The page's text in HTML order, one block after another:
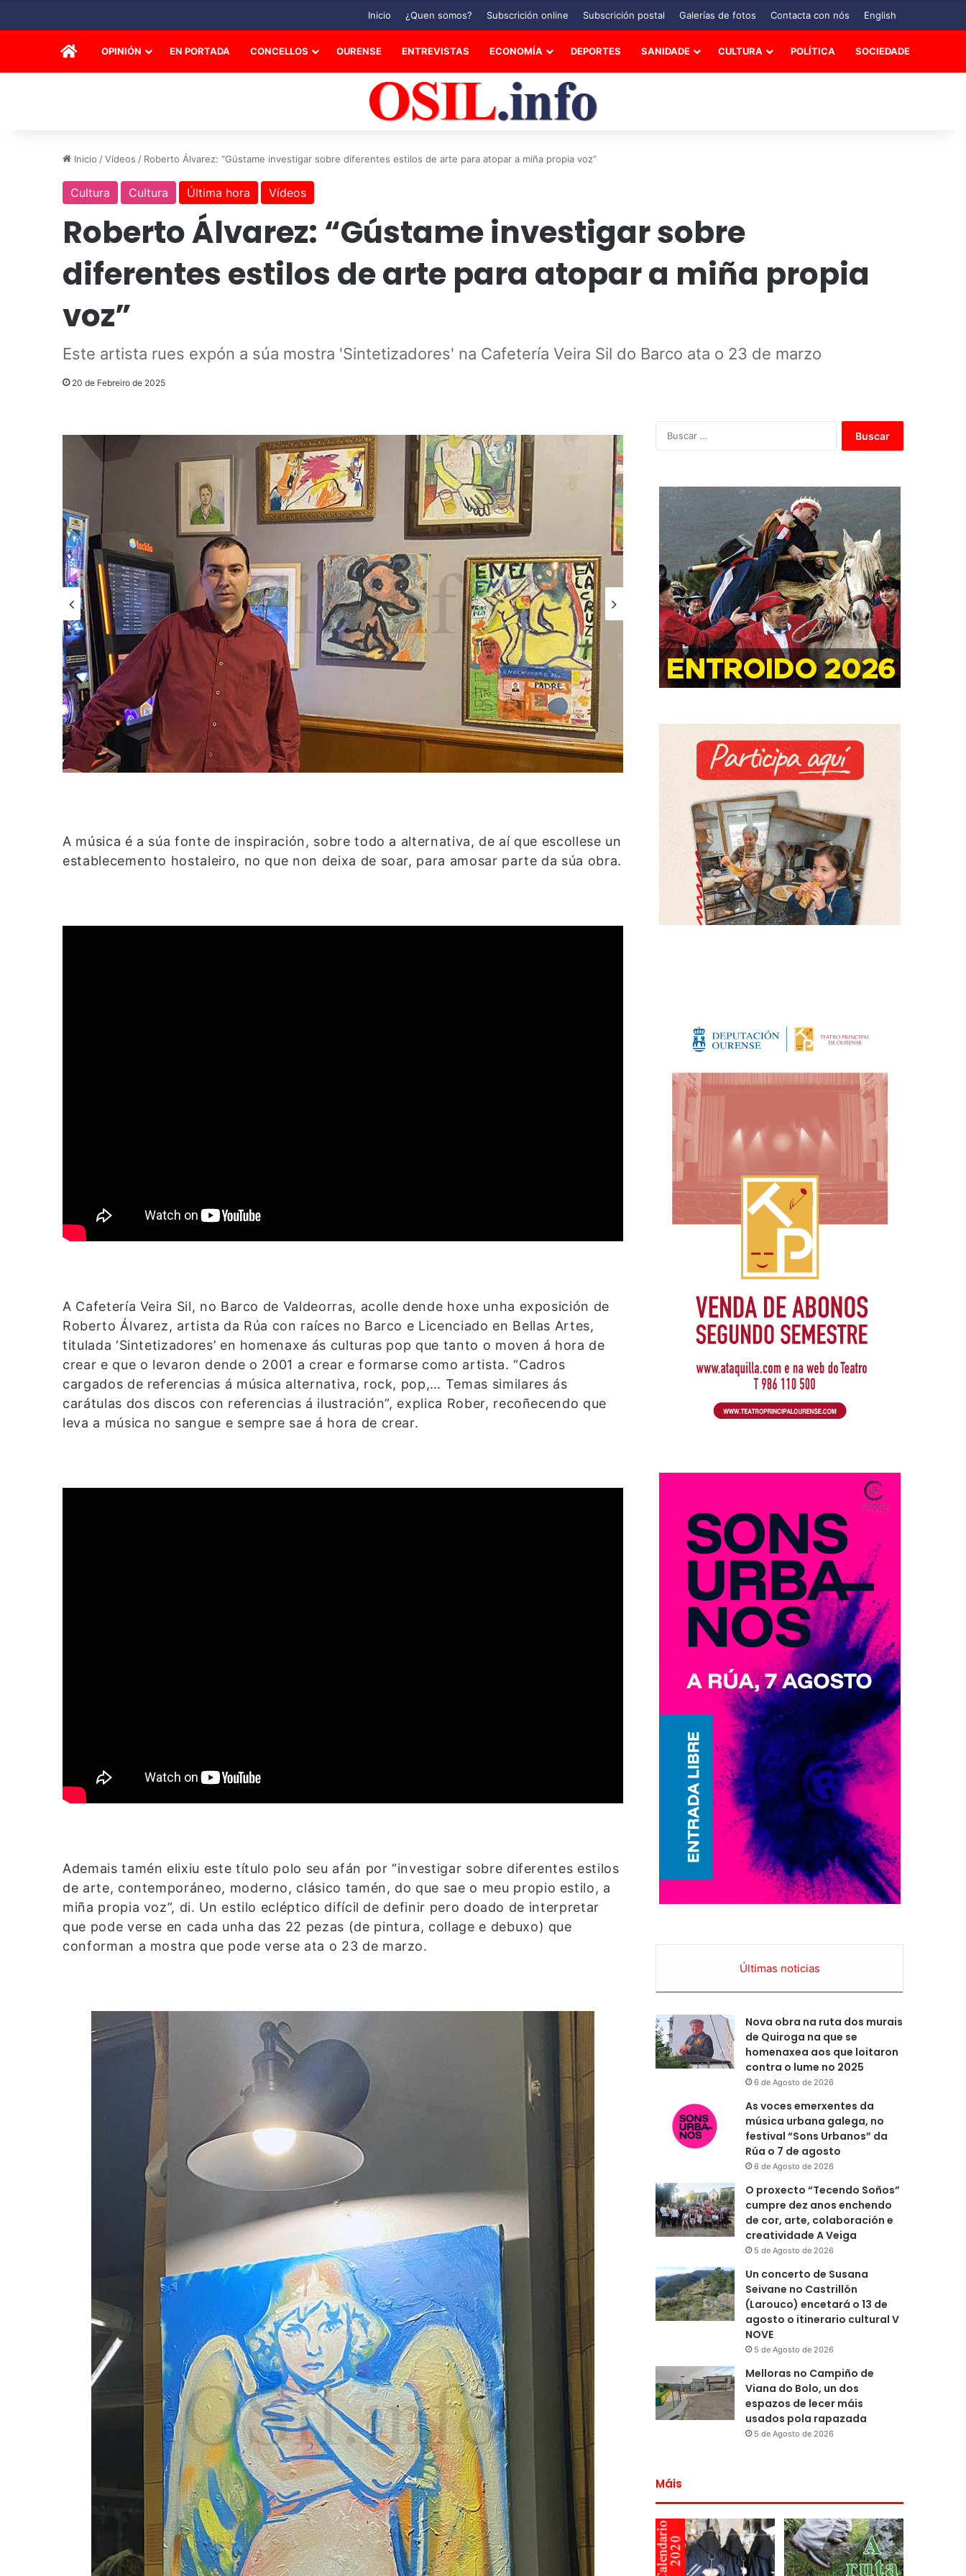
Inicio ¿Quen somos? Subscrición online Subscrición postal Galerías de fotos Contacta con nós English
INICIOOPINIÓN EN PORTADA CONCELLOS OURENSE ENTREVISTAS ECONOMÍA DEPORTES SANIDADE CULTURA POLÍTICA SOCIEDADE
Inicio /Vídeos / Roberto Álvarez: “Gústame investigar sobre diferentes estilos de arte para atopar a miña propia voz”
Cultura Cultura Última hora Vídeos
Roberto Álvarez: “Gústame investigar sobre
diferentes estilos de arte para atopar a miña propia
voz”
Este artista rues expón a súa mostra 'Sintetizadores' na Cafetería Veira Sil do Barco ata o 23 de marzo
20 de Febreiro de 2025
A música é a súa fonte de inspiración, sobre todo a alternativa, de aí que escollese un
establecemento hostaleiro, no que non deixa de soar, para amosar parte da súa obra.
A Cafetería Veira Sil, no Barco de Valdeorras, acolle dende hoxe unha exposición de
Roberto Álvarez, artista da Rúa con raíces no Barco e Licenciado en Bellas Artes,
titulada ‘Sintetizadores’ en homenaxe ás culturas pop que tanto o moven á hora de
crear e que o levaron dende o 2001 a crear e formarse como artista. “Cadros
cargados de referencias á música alternativa, rock, pop,… Temas similares ás
carátulas dos discos con referencias á ilustración”, explica Rober, recoñecendo que
leva a música no sangue e sempre sae á hora de crear.
Ademais tamén elixiu este título polo seu afán por “investigar sobre diferentes estilos
de arte, contemporáneo, moderno, clásico tamén, do que sae o meu propio estilo, a
miña propia voz”, di. Un estilo ecléptico difícil de definir pero doado de interpretar
que pode verse en cada unha das 22 pezas (de pintura, collage e debuxo) que
conforman a mostra que pode verse ata o 23 de marzo.
a
r
:
Últimas noticias
Nova obra na ruta dos murais
de Quiroga na que se
homenaxea aos que loitaron
contra o lume no 2025
6 de Agosto de 2026
As voces emerxentes da
música urbana galega, no
festival “Sons Urbanos” da
Rúa o 7 de agosto
6 de Agosto de 2026
O proxecto “Tecendo Soños”
cumpre dez anos enchendo
de cor, arte, colaboración e
creatividade A Veiga
5 de Agosto de 2026
Un concerto de Susana
Seivane no Castrillón
(Larouco) encetará o 13 de
agosto o itinerario cultural V
NOVE
5 de Agosto de 2026
Melloras no Campiño de
Viana do Bolo, un dos
espazos de lecer máis
usados pola rapazada
5 de Agosto de 2026
Máis